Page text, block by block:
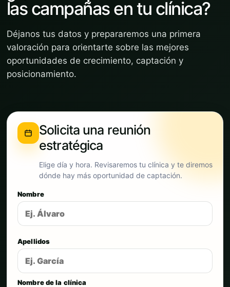
las campañas en tu clínica?
Déjanos tus datos y prepararemos una primera
valoración para orientarte sobre las mejores
oportunidades de crecimiento, captación y
posicionamiento.
Solicita una reunión
estratégica
Elige día y hora. Revisaremos tu clínica y te diremos
dónde hay más oportunidad de captación.
Nombre
Apellidos
Nombre de la clínica